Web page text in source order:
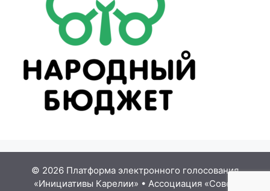
© 2026 Платформа электронного голосования
«Инициативы Карелии» • Ассоциация «Совет